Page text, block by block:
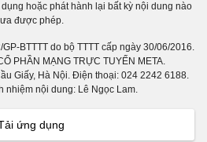
hoặc phát hành lại bất kỳ nội dung nào
được phép.
BTTTT do bộ TTTT cấp ngày 30/06/2016.
PHẦN MẠNG TRỰC TUYẾN META.
Giấy, Hà Nội. Điện thoại: 024 2242 6188.
nhiệm nội dung: Lê Ngọc Lam.
ứng dụng